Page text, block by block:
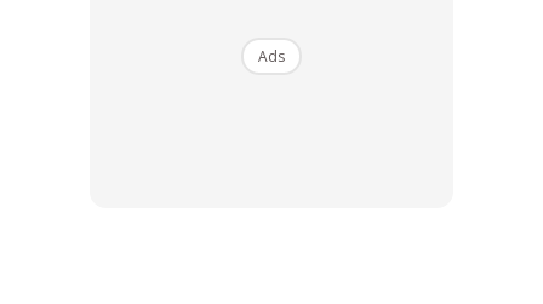
Ads